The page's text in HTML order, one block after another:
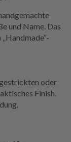
und Name. Das
oder
Finish.